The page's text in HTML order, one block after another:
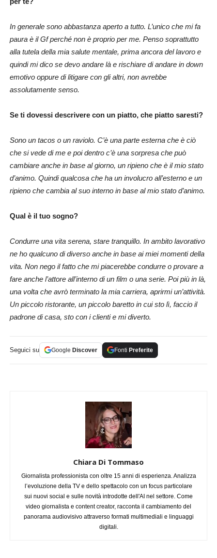
In generale sono abbastanza aperto a tutto. L’unico che mi fa
paura è il Gf perché non è proprio per me. Penso soprattutto
alla tutela della mia salute mentale, prima ancora del lavoro e
quindi mi dico se devo andare là e rischiare di andare in down
emotivo oppure di litigare con gli altri, non avrebbe
assolutamente senso.
Se ti dovessi descrivere con un piatto, che piatto saresti?
Sono un tacos o un raviolo. C’è una parte esterna che è ciò
che si vede di me e poi dentro c’è una sorpresa che può
cambiare anche in base al giorno, un ripieno che è il mio stato
d’animo. Quindi qualcosa che ha un involucro all’esterno e un
ripieno che cambia al suo interno in base al mio stato d’animo.
Qual è il tuo sogno?
Condurre una vita serena, stare tranquillo. In ambito lavorativo
ne ho qualcuno di diverso anche in base ai miei momenti della
vita. Non nego il fatto che mi piacerebbe condurre o provare a
fare anche l’attore all’interno di un film o una serie. Poi più in là,
una volta che avrò terminato la mia carriera, aprirmi un’attività.
Un piccolo ristorante, un piccolo baretto in cui sto lì, faccio il
padrone di casa, sto con i clienti e mi diverto.
Seguici su Google Discover Fonti Preferite
Chiara Di Tommaso
Giornalista professionista con oltre 15 anni di esperienza. Analizza
l’evoluzione della TV e dello spettacolo con un focus particolare
sui nuovi social e sulle novità introdotte dell'AI nel settore. Come
video giornalista e content creator, racconta il cambiamento del
panorama audiovisivo attraverso formati multimediali e linguaggi
digitali.